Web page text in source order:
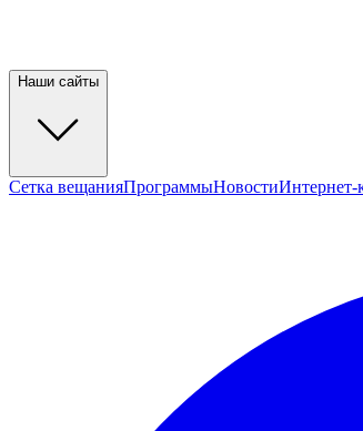
Наши сайты
Сетка вещанияПрограммыНовостиИнтернет-